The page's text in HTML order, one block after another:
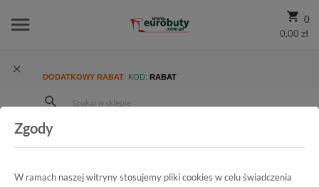
0
0,00 zł
DODATKOWY RABAT KOD: RABAT
Męskie
Półbuty Półbuty S.Oliver 5-15200-39 845 Jeans
Zgody
W ramach naszej witryny stosujemy pliki cookies w celu świadczenia